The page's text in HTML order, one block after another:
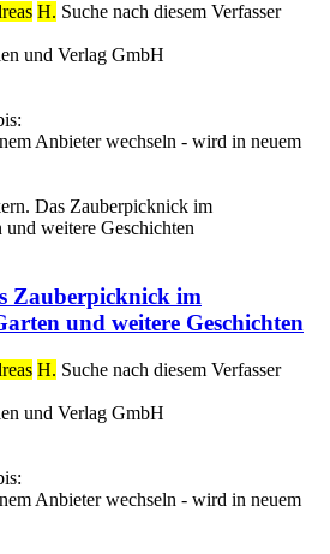
H. Suche nach diesem Verfasser
und Verlag GmbH
Anbieter wechseln - wird in neuem
Zauberpicknick im
und weitere Geschichten
H. Suche nach diesem Verfasser
und Verlag GmbH
Anbieter wechseln - wird in neuem